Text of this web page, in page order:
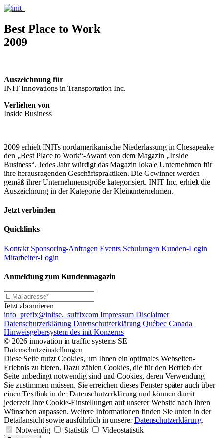
Best Place to Work
2009
Auszeichnung für
INIT Innovations in Transportation Inc.
Verliehen von
Inside Business
2009 erhielt INITs nordamerikanische Niederlassung in Chesapeake
den „Best Place to Work“-Award von dem Magazin „Inside
Business“. Jedes Jahr würdigt das Magazin lokale Unternehmen für
ihre herausragenden Geschäftspraktiken. Die Gewinner werden
gemäß ihrer Unternehmensgröße kategorisiert. INIT Inc. erhielt die
Auszeichnung in der Kategorie der Kleinunternehmen.
Jetzt verbinden
Quicklinks
Kontakt Sponsoring-Anfragen Events Schulungen Kunden-Login
Mitarbeiter-Login
Anmeldung zum Kundenmagazin
Jetzt abonnieren
info _prefix@initse. _suffixcom Impressum Disclaimer
Datenschutzerklärung Datenschutzerklärung Québec Canada
Hinweisgebersystem des init Konzerns
© 2026 innovation in traffic systems SE
Datenschutzeinstellungen
Diese Seite nutzt Cookies, um Ihnen ein optimales Webseiten-
Erlebnis zu bieten. Dazu zählen Cookies, die für den Betrieb der
Seite unbedingt notwendig sind und Cookies, deren Verwendung
Sie zustimmen müssen. Sie erreichen dieses Fenster später auch über
einen Textlink in der Datenschutzerklärung und können damit
jederzeit Ihre Cookie-Einstellungen auf unserer Website nach Ihren
Wünschen anpassen. Weitere Informationen finden Sie unten in der
Detailansicht sowie ausführlich in unsererDatenschutzerklärung.
Notwendig
Statistik Videostatistik